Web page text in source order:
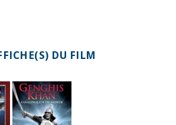
DU FILM